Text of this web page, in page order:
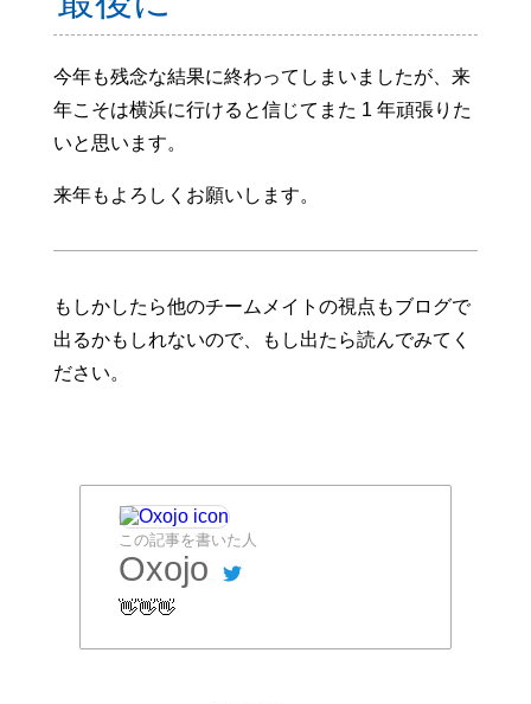
今年も残念な結果に終わってしまいましたが、来
年こそは横浜に行けると信じてまた 1 年頑張りた
いと思います。
来年もよろしくお願いします。
もしかしたら他のチームメイトの視点もブログで
出るかもしれないので、もし出たら読んでみてく
ださい。
この記事を書いた人
Oxojo
👋👋👋